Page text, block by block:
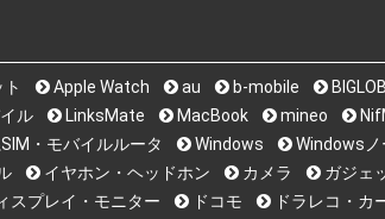
Apple Watch au b-mobile
ル LinksMate MacBook mineo
・モバイルルータ Windows Windowsノ
イヤホン・ヘッドホン カメラ ガジェ
スプレイ・モニター ドコモ ドラレコ・カ